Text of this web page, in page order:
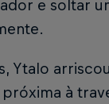
e soltar
Ytalo
à